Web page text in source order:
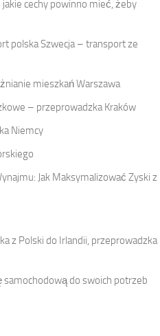
cechy powinno mieć, żeby
polska Szwecja – transport ze
mieszkań Warszawa
– przeprowadzka Kraków
Niemcy
Jak Maksymalizować Zyski z
z Polski do Irlandii, przeprowadzka
samochodową do swoich potrzeb